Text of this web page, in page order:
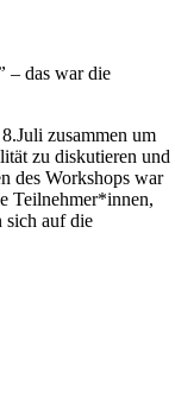
– das war die
zusammen um
zu diskutieren und
des Workshops war
Teilnehmer*innen,
sich auf die